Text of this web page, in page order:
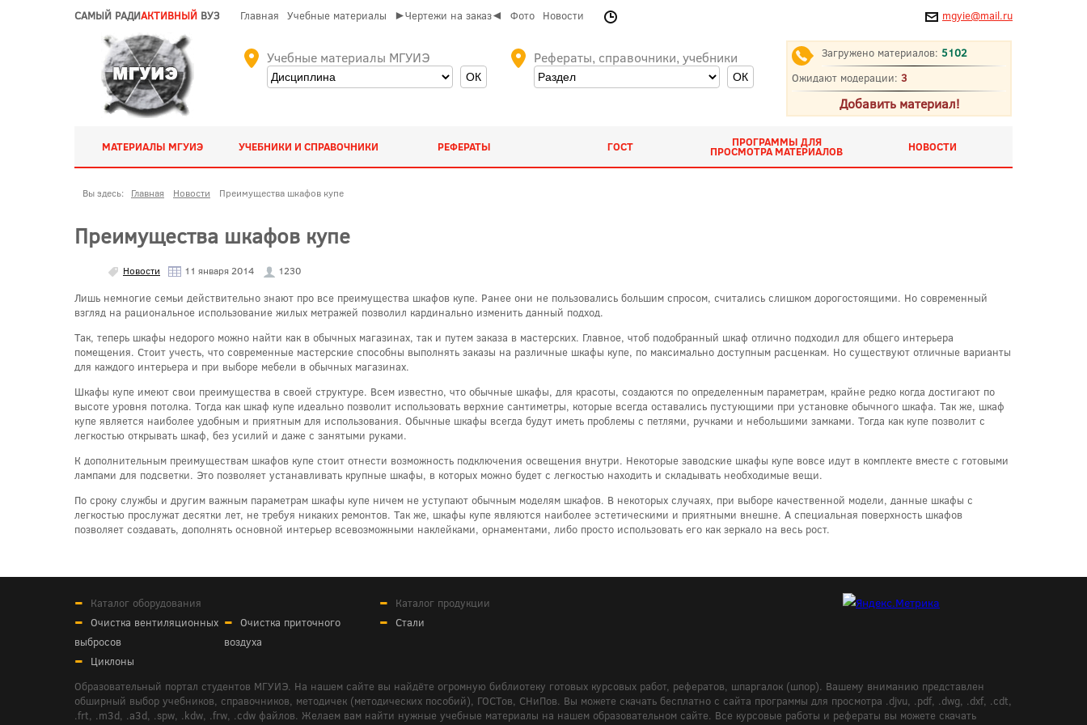
САМЫЙ РАДИАКТИВНЫЙ ВУЗ Главная Учебные материалы ►Чертежи на заказ◄ Фото Новости mgyie@mail.ru
Учебные материалы МГУИЭ Рефераты, справочники, учебники Загружено материалов: 5102
Ожидают модерации: 3
Добавить материал!
МАТЕРИАЛЫ МГУИЭ УЧЕБНИКИ И СПРАВОЧНИКИ РЕФЕРАТЫ ГОСТ ПРОГРАММЫ ДЛЯ
ПРОСМОТРА МАТЕРИАЛОВ НОВОСТИ
Вы здесь: Главная Новости Преимущества шкафов купе
Преимущества шкафов купе
Новости 11 января 2014 1230
Лишь немногие семьи действительно знают про все преимущества шкафов купе. Ранее они не пользовались большим спросом, считались слишком дорогостоящими. Но современный
взгляд на рациональное использование жилых метражей позволил кардинально изменить данный подход.
Так, теперь шкафы недорого можно найти как в обычных магазинах, так и путем заказа в мастерских. Главное, чтоб подобранный шкаф отлично подходил для общего интерьера
помещения. Стоит учесть, что современные мастерские способны выполнять заказы на различные шкафы купе, по максимально доступным расценкам. Но существуют отличные варианты
для каждого интерьера и при выборе мебели в обычных магазинах.
Шкафы купе имеют свои преимущества в своей структуре. Всем известно, что обычные шкафы, для красоты, создаются по определенным параметрам, крайне редко когда достигают по
высоте уровня потолка. Тогда как шкаф купе идеально позволит использовать верхние сантиметры, которые всегда оставались пустующими при установке обычного шкафа. Так же, шкаф
купе является наиболее удобным и приятным для использования. Обычные шкафы всегда будут иметь проблемы с петлями, ручками и небольшими замками. Тогда как купе позволит с
легкостью открывать шкаф, без усилий и даже с занятыми руками.
К дополнительным преимуществам шкафов купе стоит отнести возможность подключения освещения внутри. Некоторые заводские шкафы купе вовсе идут в комплекте вместе с готовыми
лампами для подсветки. Это позволяет устанавливать крупные шкафы, в которых можно будет с легкостью находить и складывать необходимые вещи.
По сроку службы и другим важным параметрам шкафы купе ничем не уступают обычным моделям шкафов. В некоторых случаях, при выборе качественной модели, данные шкафы с
легкостью прослужат десятки лет, не требуя никаких ремонтов. Так же, шкафы купе являются наиболее эстетическими и приятными внешне. А специальная поверхность шкафов
позволяет создавать, дополнять основной интерьер всевозможными наклейками, орнаментами, либо просто использовать его как зеркало на весь рост.
Каталог оборудования
Очистка вентиляционных
выбросов
Очистка приточного
воздуха
Циклоны
Каталог продукции
Стали
Образовательный портал студентов МГУИЭ. На нашем сайте вы найдёте огромную библиотеку готовых курсовых работ, рефератов, шпаргалок (шпор). Вашему вниманию представлен
обширный выбор учебников, справочников, методичек (методических пособий), ГОСТов, СНиПов. Вы можете скачать бесплатно с сайта программы для просмотра .djvu, .pdf, .dwg, .dxf, .cdt,
.frt, .m3d, .a3d, .spw, .kdw, .frw, .cdw файлов. Желаем вам найти нужные учебные материалы на нашем образовательном сайте. Все курсовые работы и рефераты вы можете скачать